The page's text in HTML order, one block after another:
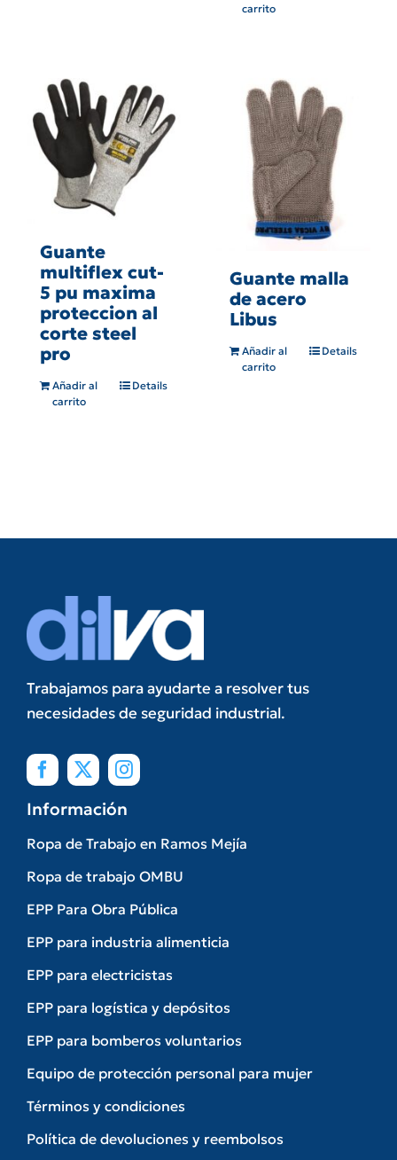
carrito
Guante
multiflex cut-
5 pu maxima
proteccion al
corte steel
pro
Añadir al
carrito
Details
Guante malla
de acero
Libus
Añadir al
carrito
Details
Trabajamos para ayudarte a resolver tus
necesidades de seguridad industrial.
Información
Ropa de Trabajo en Ramos Mejía
Ropa de trabajo OMBU
EPP Para Obra Pública
EPP para industria alimenticia
EPP para electricistas
EPP para logística y depósitos
EPP para bomberos voluntarios
Equipo de protección personal para mujer
Términos y condiciones
Política de devoluciones y reembolsos